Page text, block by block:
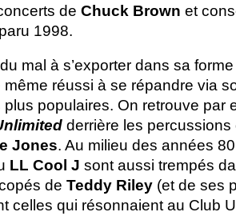
de Chuck Brown et
1998.
mal à s’exporter dans sa
même réussi à se répandre via
plus populaires. On retrouve par
derrière les
Jones. Au milieu des années
LL Cool J sont aussi trempés
de Teddy Riley (et de ses
celles qui résonnaient au Club